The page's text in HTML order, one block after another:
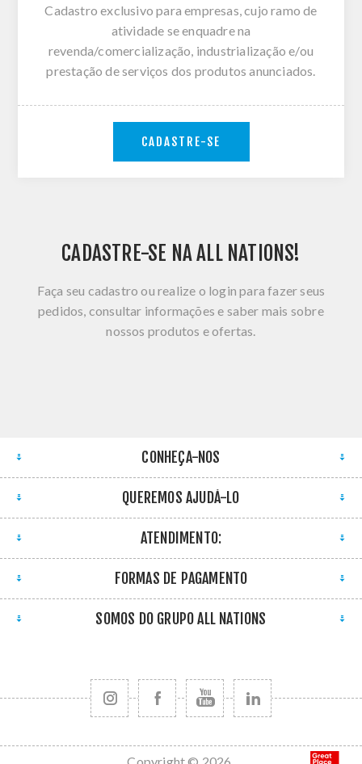
Cadastro exclusivo para empresas, cujo ramo de
atividade se enquadre na
revenda/comercialização, industrialização e/ou
prestação de serviços dos produtos anunciados.
CADASTRE-SE
CADASTRE-SE NA ALL NATIONS!
Faça seu cadastro ou realize o login para fazer seus
pedidos, consultar informações e saber mais sobre
nossos produtos e ofertas.
CONHEÇA-NOS
QUEREMOS AJUDÁ-LO
ATENDIMENTO:
FORMAS DE PAGAMENTO
SOMOS DO GRUPO ALL NATIONS